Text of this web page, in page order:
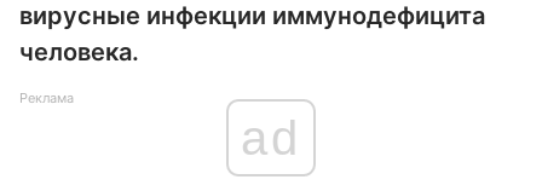
вирусные инфекции иммунодефицита
человека.
Реклама
ad